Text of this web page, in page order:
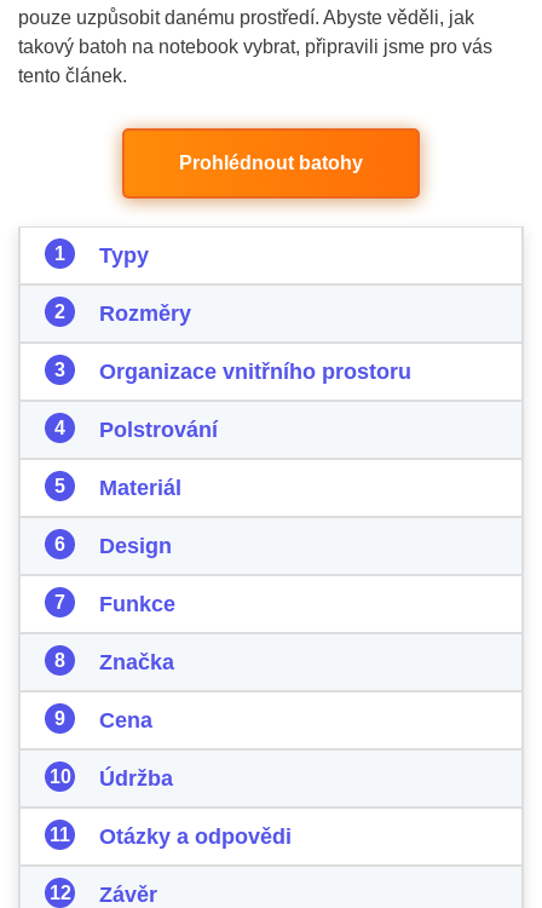
pouze uzpůsobit danému prostředí. Abyste věděli, jak
takový batoh na notebook vybrat, připravili jsme pro vás
tento článek.
Prohlédnout batohy
Typy
Rozměry
Organizace vnitřního prostoru
Polstrování
Materiál
Design
Funkce
Značka
Cena
Údržba
Otázky a odpovědi
Závěr